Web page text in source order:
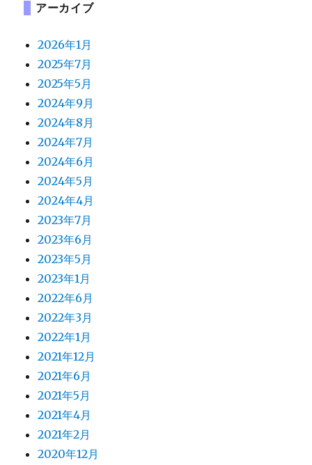
アーカイブ
2026年1月
2025年7月
2025年5月
2024年9月
2024年8月
2024年7月
2024年6月
2024年5月
2024年4月
2023年7月
2023年6月
2023年5月
2023年1月
2022年6月
2022年3月
2022年1月
2021年12月
2021年6月
2021年5月
2021年4月
2021年2月
2020年12月